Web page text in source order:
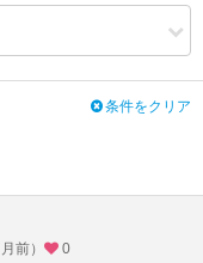
3.61（-0.26）
条件をクリア
前）
0